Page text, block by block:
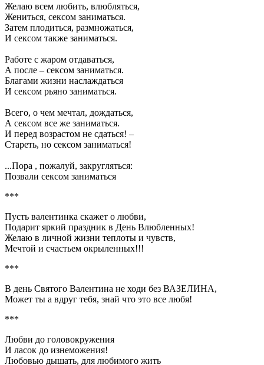
Желаю всем любить, влюбляться,
Жениться, сексом заниматься.
Затем плодиться, размножаться,
И сексом также заниматься.
Работе с жаром отдаваться,
А после – сексом заниматься.
Благами жизни наслаждаться
И сексом рьяно заниматься.
Всего, о чем мечтал, дождаться,
А сексом все же заниматься.
И перед возрастом не сдаться! –
Стареть, но сексом заниматься!
...Пора , пожалуй, закругляться:
Позвали сексом заниматься
***
Пусть валентинка скажет о любви,
Подарит яркий праздник в День Влюбленных!
Желаю в личной жизни теплоты и чувств,
Мечтой и счастьем окрыленных!!!
***
В день Святого Валентина не ходи без ВАЗЕЛИНА,
Может ты а вдруг тебя, знай что это все любя!
***
Любви до головокружения
И ласок до изнеможения!
Любовью дышать, для любимого жить